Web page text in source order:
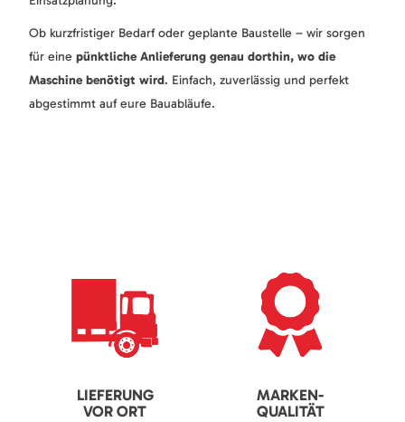
Ob kurzfristiger Bedarf oder geplante Baustelle – wir sorgen
für eine pünktliche Anlieferung genau dorthin, wo die
Maschine benötigt wird. Einfach, zuverlässig und perfekt
abgestimmt auf eure Bauabläufe.
LIEFERUNG
VOR ORT
MARKEN-
QUALITÄT